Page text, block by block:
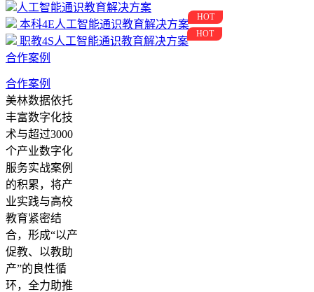
人工智能通识教育解决方案
本科4E人工智能通识教育解决方案
HOT
职教4S人工智能通识教育解决方案
HOT
合作案例
合作案例
美林数据依托
丰富数字化技
术与超过3000
个产业数字化
服务实战案例
的积累，将产
业实践与高校
教育紧密结
合，形成“以产
促教、以教助
产”的良性循
环，全力助推